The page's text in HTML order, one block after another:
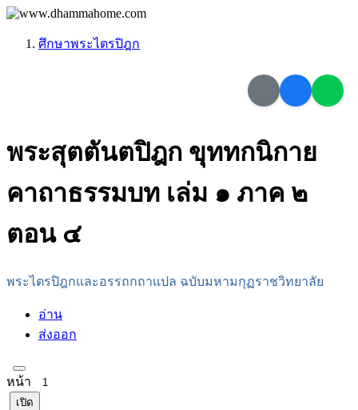
ศึกษาพระไตรปิฎก
พระสุตตันตปิฎก ขุททกนิกาย
คาถาธรรมบท เล่ม ๑ ภาค ๒
ตอน ๔
พระไตรปิฎกและอรรถกถาแปล ฉบับมหามกุฏราชวิทยาลัย
อ่าน
ส่งออก
หน้า
เปิด